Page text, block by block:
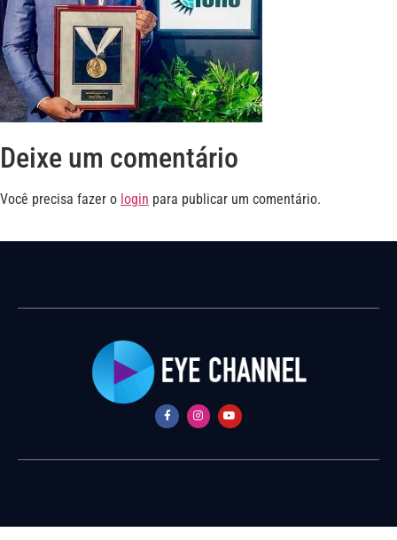
Deixe um comentário
Você precisa fazer o login para publicar um comentário.